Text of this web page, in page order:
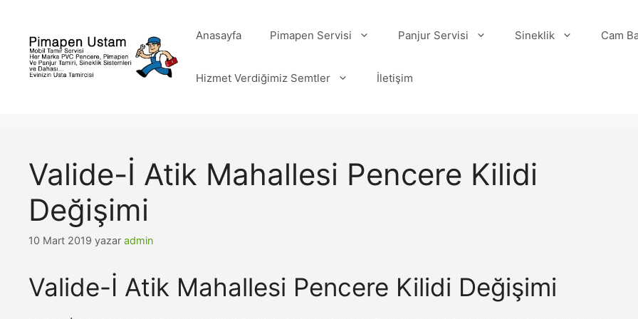
Anasayfa Pimapen Servisi Panjur Servisi Sineklik Cam
Hizmet Verdiğimiz Semtler İletişim
Valide-İ Atik Mahallesi Pencere Kilidi
Değişimi
10 Mart 2019 yazar admin
Valide-İ Atik Mahallesi Pencere Kilidi Değişimi